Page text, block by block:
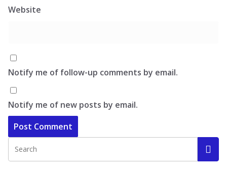
Website
Notify me of follow-up comments by email.
Notify me of new posts by email.